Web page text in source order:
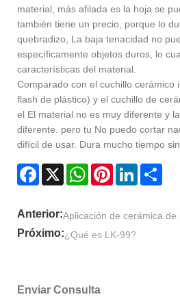
material, más afilada es la hoja se
también tiene un precio, porque lo
quebradizo, La baja tenacidad no
específicamente objetos duros, lo
características del material.
Comparado con el cuchillo cerámico
flash de plástico) y el cuchillo de
el El material no es muy diferente y
diferente. pero tu No puedo cortar
difícil de usar. Dura mucho tiempo
Facebook
X WhatsAppPinterestLinkedIn
Anterior:Aplicación de cerámica
Próximo:¿Qué es LK-99?
Enviar Consulta